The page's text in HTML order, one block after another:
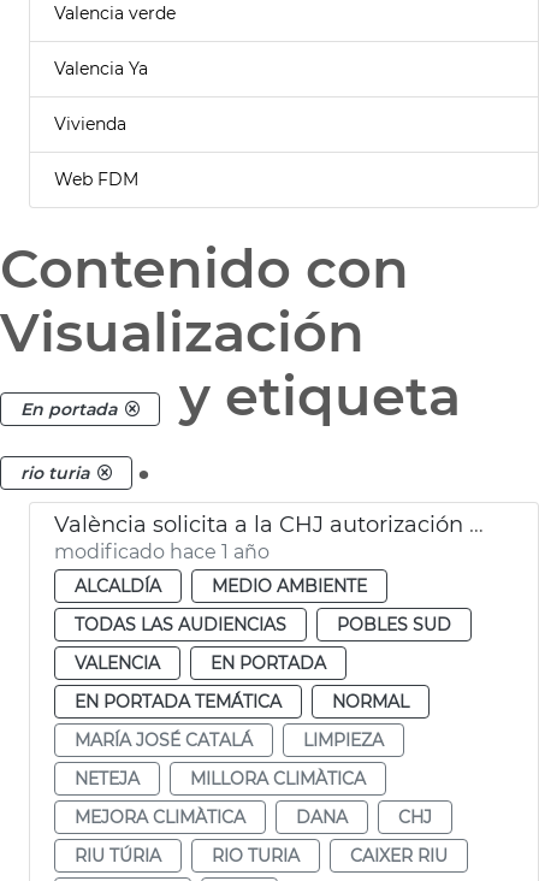
Valencia verde
Valencia Ya
Vivienda
Web FDM
Contenido con
Visualización
En portada y etiqueta
rio turia .
València solicita a la CHJ autorización para limipar el cauce del Turia
modificado hace 1 año
ALCALDÍA
MEDIO AMBIENTE
TODAS LAS AUDIENCIAS
POBLES SUD
VALENCIA
EN PORTADA
EN PORTADA TEMÁTICA
NORMAL
MARÍA JOSÉ CATALÁ
LIMPIEZA
NETEJA
MILLORA CLIMÀTICA
MEJORA CLIMÀTICA
DANA
CHJ
RIU TÚRIA
RIO TURIA
CAIXER RIU